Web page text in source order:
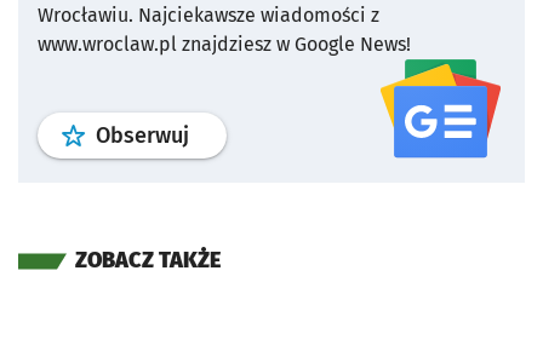
Wrocławiu. Najciekawsze wiadomości z
www.wroclaw.pl znajdziesz w Google News!
Obserwuj profil serwisu
ZOBACZ TAKŻE